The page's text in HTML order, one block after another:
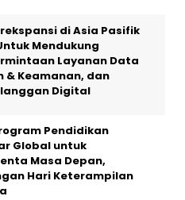
di Asia Pasifik
Mendukung
Layanan Data
& Keamanan, dan
Digital
Pendidikan
Global untuk
Masa Depan,
Hari Keterampilan